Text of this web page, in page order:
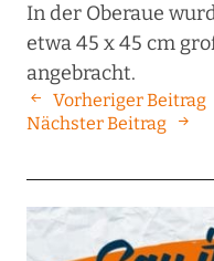
In der Oberaue
etwa 45 x 45 cm
angebracht.
Vorheriger Beitrag
Nächster Beitrag